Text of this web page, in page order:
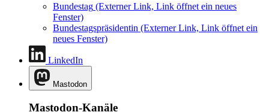
Bundestag (Externer Link, Link öffnet ein neues
Fenster)
Bundestagspräsidentin (Externer Link, Link öffnet ein
neues Fenster)
LinkedIn
Mastodon
Mastodon-Kanäle